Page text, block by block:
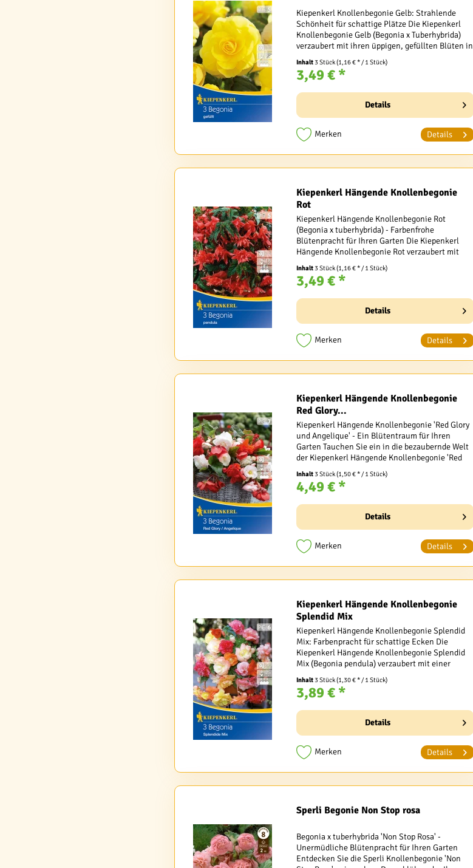
Kiepenkerl Knollenbegonie Gelb: Strahlende
Schönheit für schattige Plätze Die Kiepenkerl
Knollenbegonie Gelb (Begonia x Tuberhybrida)
verzaubert mit ihren üppigen, gefüllten Blüten in
leuchtendem Gelb. Diese rosenähnlichen Blüten
sind...
Inhalt3 Stück(1,16 € * / 1 Stück)
3,49 € *
Details
Merken Details
Kiepenkerl Hängende Knollenbegonie
Rot
Kiepenkerl Hängende Knollenbegonie Rot
(Begonia x tuberhybrida) - Farbenfrohe
Blütenpracht für Ihren Garten Die Kiepenkerl
Hängende Knollenbegonie Rot verzaubert mit
ihren üppigen, glockenförmigen Blüten in
leuchtendem Rot. Diese Begonia...
Inhalt3 Stück(1,16 € * / 1 Stück)
3,49 € *
Details
Merken Details
Kiepenkerl Hängende Knollenbegonie
Red Glory...
Kiepenkerl Hängende Knollenbegonie 'Red Glory
und Angelique' - Ein Blütentraum für Ihren
Garten Tauchen Sie ein in die bezaubernde Welt
der Kiepenkerl Hängende Knollenbegonie 'Red
Glory und Angelique' (Begonia x tuberhybrida).
Diese...
Inhalt3 Stück(1,50 € * / 1 Stück)
4,49 € *
Details
Merken Details
Kiepenkerl Hängende Knollenbegonie
Splendid Mix
Kiepenkerl Hängende Knollenbegonie Splendid
Mix: Farbenpracht für schattige Ecken Die
Kiepenkerl Hängende Knollenbegonie Splendid
Mix (Begonia pendula) verzaubert mit einer
atemberaubenden Vielfalt an Pastelltönen. Diese
prachtvolle...
Inhalt3 Stück(1,30 € * / 1 Stück)
3,89 € *
Details
Merken Details
Sperli Begonie Non Stop rosa
Begonia x tuberhybrida 'Non Stop Rosa' -
Unermüdliche Blütenpracht für Ihren Garten
Entdecken Sie die Sperli Knollenbegonie 'Non